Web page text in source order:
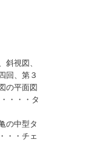
視図、
回、第３
の平面図
・・・タ
の中型タ
・・チェ